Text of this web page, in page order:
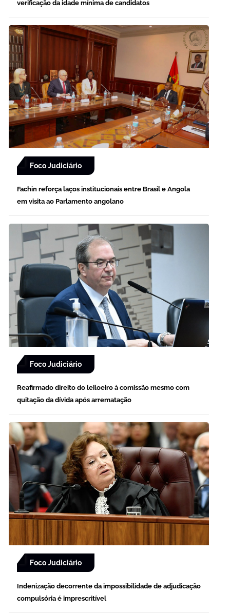
verificação da idade mínima de candidatos
Foco Judiciário
Fachin reforça laços institucionais entre Brasil e Angola
em visita ao Parlamento angolano
Foco Judiciário
Reafirmado direito do leiloeiro à comissão mesmo com
quitação da dívida após arrematação
Foco Judiciário
Indenização decorrente da impossibilidade de adjudicação
compulsória é imprescritível